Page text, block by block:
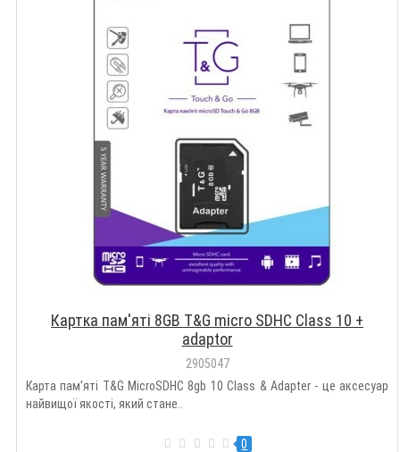
Картка пам'яті 8GB T&G micro SDHC Class 10 +
adaptor
2905047
Карта пам'яті T&G MicroSDHC 8gb 10 Class & Adapter - це аксесуар
найвищої якості, який стане..
0